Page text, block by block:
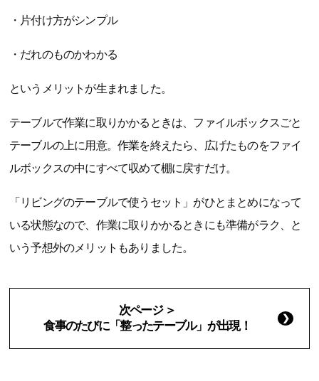
・片付け方がシンプル
・だれのものかわかる
というメリットが生まれました。
テーブルで作業に取りかかるときは、ファイルボックスごと
テーブルの上に用意。作業を終えたら、広げたものをファイ
ルボックスの中にすべて収めて棚に戻すだけ。
「リビングのテーブルで使うセット」がひとまとめになって
いる状態なので、作業に取りかかるときにも準備がラク、と
いう予想外のメリットもありました。
次ページ ＞
食事のたびに「整ったテーブル」が出現！